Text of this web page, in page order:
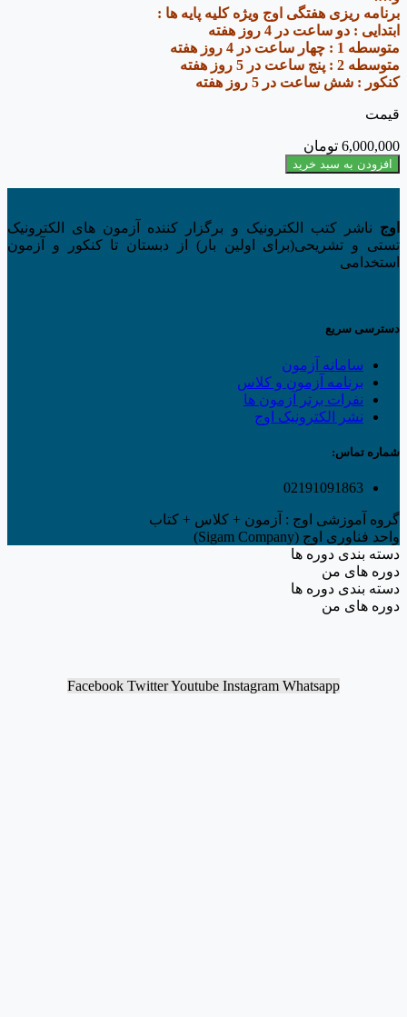
برنامه ریزی هفتگی اوج ویژه کلیه پایه ها :
ابتدایی : دو ساعت در 4 روز هفته
متوسطه 1 : چهار ساعت در 4 روز هفته
متوسطه 2 : پنج ساعت در 5 روز هفته
کنکور : شش ساعت در 5 روز هفته
قیمت
6,000,000 تومان
کلاس
تیزهوشان
عدد
افزودن به سبد خرید
اوج ناشر کتب الکترونیک و برگزار کننده آزمون های الکترونیک
تستی و تشریحی(برای اولین بار) از دبستان تا کنکور و آزمون
استخدامی
دسترسی سریع
سامانه آزمون
برنامه آزمون و کلاس
نفرات برتر آزمون ها
نشر الکترونیک اوج
شماره تماس:
02191091863
گروه آموزشی اوج : آزمون + کلاس + کتاب
واحد فناوری اوج (Sigam Company)
دسته بندی دوره ها
دوره های من
دسته بندی دوره ها
دوره های من
Facebook TwitterYoutube Instagram Whatsapp